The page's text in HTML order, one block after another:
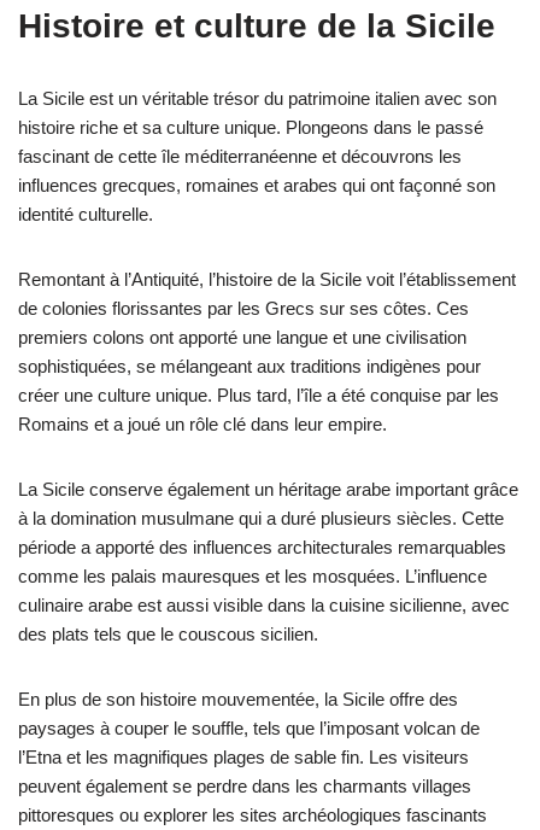
Histoire et culture de la Sicile
La Sicile est un véritable trésor du patrimoine italien avec son
histoire riche et sa culture unique. Plongeons dans le passé
fascinant de cette île méditerranéenne et découvrons les
influences grecques, romaines et arabes qui ont façonné son
identité culturelle.
Remontant à l’Antiquité, l’histoire de la Sicile voit l’établissement
de colonies florissantes par les Grecs sur ses côtes. Ces
premiers colons ont apporté une langue et une civilisation
sophistiquées, se mélangeant aux traditions indigènes pour
créer une culture unique. Plus tard, l’île a été conquise par les
Romains et a joué un rôle clé dans leur empire.
La Sicile conserve également un héritage arabe important grâce
à la domination musulmane qui a duré plusieurs siècles. Cette
période a apporté des influences architecturales remarquables
comme les palais mauresques et les mosquées. L’influence
culinaire arabe est aussi visible dans la cuisine sicilienne, avec
des plats tels que le couscous sicilien.
En plus de son histoire mouvementée, la Sicile offre des
paysages à couper le souffle, tels que l’imposant volcan de
l’Etna et les magnifiques plages de sable fin. Les visiteurs
peuvent également se perdre dans les charmants villages
pittoresques ou explorer les sites archéologiques fascinants